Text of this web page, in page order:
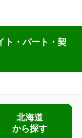
ト・パート・契
北海道
から探す